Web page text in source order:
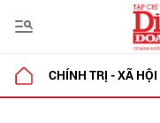
CHÍNH TRỊ - XÃ HỘI